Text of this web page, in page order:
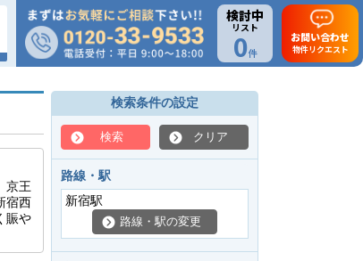
検討中
リスト
0件
お問い合わせ
物件リクエスト
京王
宿西
賑や
検索条件の設定
検索 クリア
路線・駅
新宿駅
路線・駅の変更